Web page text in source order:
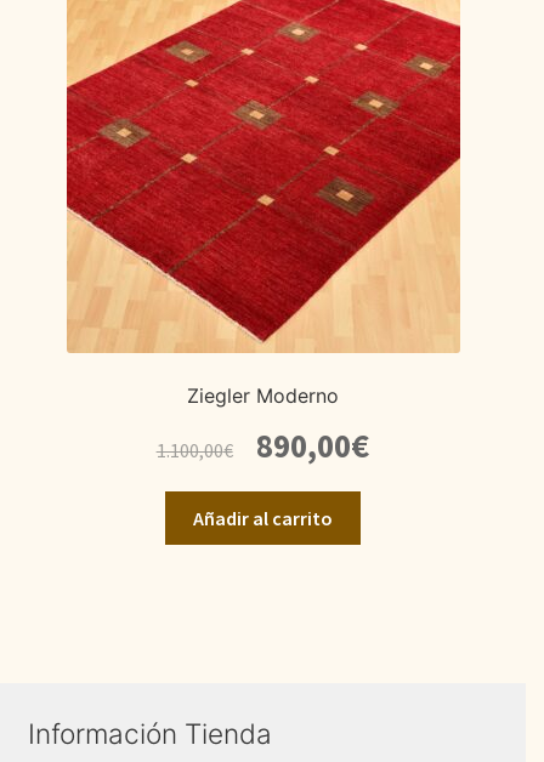
Ziegler Moderno
1.100,00€ precio
original
era:
1.100,00€.
890,00€precio
Añadir al carrito
Información Tienda